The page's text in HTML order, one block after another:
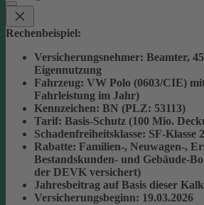
Rechenbeispiel:
Versicherungsnehmer: Beamter,
Eigennutzung
Fahrzeug: VW Polo (0603/CIE)
Fahrleistung im Jahr)
Kennzeichen: BN (PLZ: 53113)
Tarif: Basis-Schutz (100 Mio.
Schadenfreiheitsklasse: SF-Klasse
Rabatte: Familien-, Neuwagen-,
Bestandskunden- und Gebäude-
der DEVK versichert)
Jahresbeitrag auf Basis dieser
Versicherungsbeginn: 19.03.2026